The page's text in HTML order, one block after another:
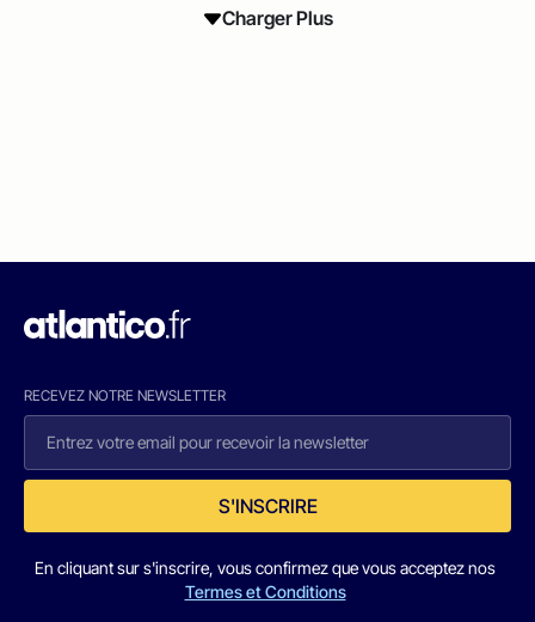
Charger Plus
RECEVEZ NOTRE NEWSLETTER
S'INSCRIRE
En cliquant sur s'inscrire, vous confirmez que vous acceptez nos
Termes et Conditions